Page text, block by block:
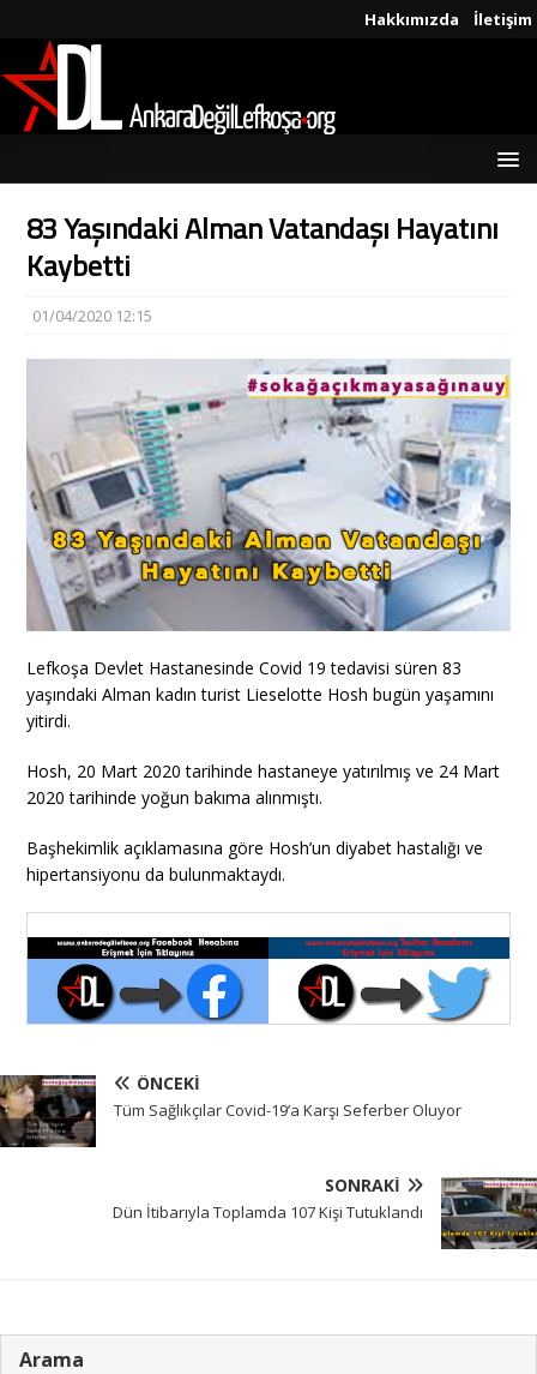
Hakkımızda İletişim
83 Yaşındaki Alman Vatandaşı Hayatını
Kaybetti
01/04/2020 12:15
Lefkoşa Devlet Hastanesinde Covid 19 tedavisi süren 83
yaşındaki Alman kadın turist Lieselotte Hosh bugün yaşamını
yitirdi.
Hosh, 20 Mart 2020 tarihinde hastaneye yatırılmış ve 24 Mart
2020 tarihinde yoğun bakıma alınmıştı.
Başhekimlik açıklamasına göre Hosh’un diyabet hastalığı ve
hipertansiyonu da bulunmaktaydı.
ÖNCEKI
Tüm Sağlıkçılar Covid-19’a Karşı Seferber Oluyor
SONRAKI
Dün İtibarıyla Toplamda 107 Kişi Tutuklandı
Arama